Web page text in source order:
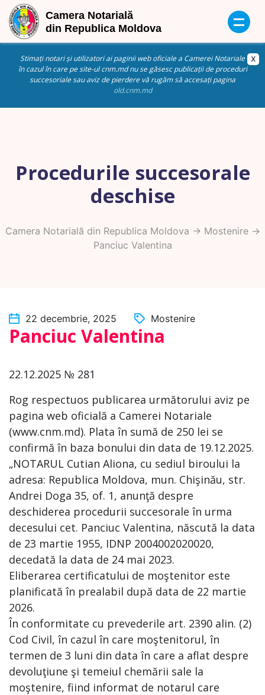
Stimați notari și utilizatori ai paginii web oficiale a Camerei Notariale
în cazul în care pe site-ul cnm.md nu se găsesc publicații de proceduri
succesoriale sau aviz de pierdere vă rugăm să accesați pagina
old.cnm.md
Procedurile succesorale
deschise
Camera Notarială din Republica Moldova -> Mostenire->
Panciuc Valentina
22 decembrie, 2025 Mostenire
Panciuc Valentina
22.12.2025 № 281
Rog respectuos publicarea următorului aviz pe
pagina web oficială a Camerei Notariale
(www.cnm.md). Plata în sumă de 250 lei se
confirmă în baza bonului din data de 19.12.2025.
„NOTARUL Cutian Aliona, cu sediul biroului la
adresa: Republica Moldova, mun. Chişinău, str.
Andrei Doga 35, of. 1, anunţă despre
deschiderea procedurii succesorale în urma
decesului cet. Panciuc Valentina, născută la data
de 23 martie 1955, IDNP 2004002020020,
decedată la data de 24 mai 2023.
Eliberarea certificatului de moştenitor este
planificată în prealabil după data de 22 martie
2026.
În conformitate cu prevederile art. 2390 alin. (2)
Cod Civil, în cazul în care moştenitorul, în
termen de 3 luni din data în care a aflat despre
devoluţiune şi temeiul chemării sale la
moştenire, fiind informat de notarul care